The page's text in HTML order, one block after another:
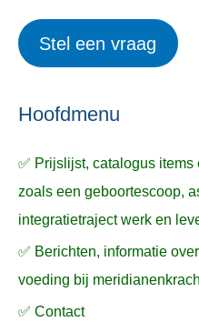
e
n
e
k
a
r
:
Stel een vraag
Hoofdmenu
✅ Prijslijst, catalogus
zoals een geboortescoop,
integratietraject werk en
✅ Berichten, informatie
voeding bij
✅ Contact
p
n